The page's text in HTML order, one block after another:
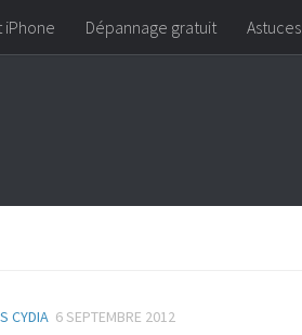
iPhone Dépannage gratuit Astuces
CYDIA 6 SEPTEMBRE 2012